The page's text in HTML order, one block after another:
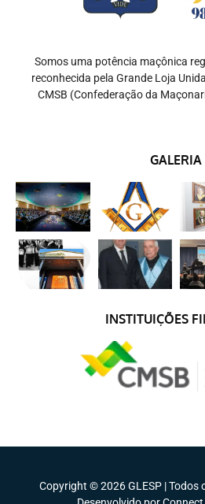
Somos uma potência maçônica
reconhecida pela Grande Loja
CMSB (Confederação da
GALERIA
INSTITUIÇÕES
Copyright © 2026 GLESP | Todos